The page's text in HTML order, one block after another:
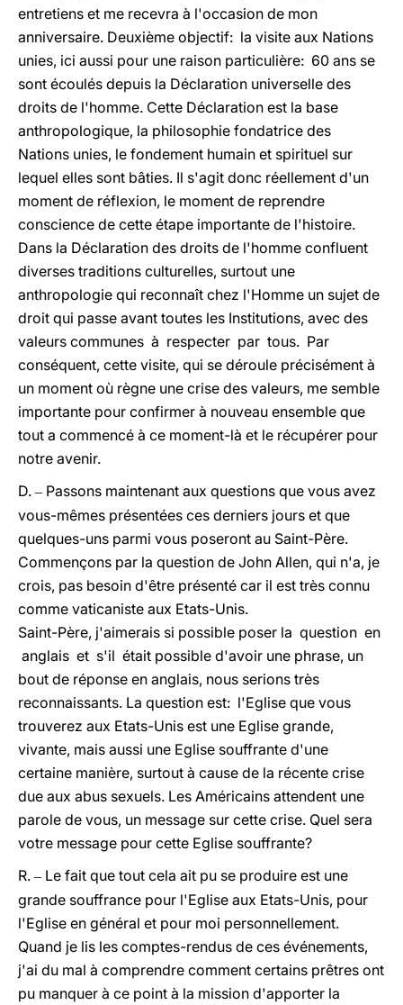
entretiens et me recevra à l'occasion de mon
anniversaire. Deuxième objectif: la visite aux Nations
unies, ici aussi pour une raison particulière: 60 ans se
sont écoulés depuis la Déclaration universelle des
droits de l'homme. Cette Déclaration est la base
anthropologique, la philosophie fondatrice des
Nations unies, le fondement humain et spirituel sur
lequel elles sont bâties. Il s'agit donc réellement d'un
moment de réflexion, le moment de reprendre
conscience de cette étape importante de l'histoire.
Dans la Déclaration des droits de l'homme confluent
diverses traditions culturelles, surtout une
anthropologie qui reconnaît chez l'Homme un sujet de
droit qui passe avant toutes les Institutions, avec des
valeurs communes à respecter par tous. Par
conséquent, cette visite, qui se déroule précisément à
un moment où règne une crise des valeurs, me semble
importante pour confirmer à nouveau ensemble que
tout a commencé à ce moment-là et le récupérer pour
notre avenir.
D. – Passons maintenant aux questions que vous avez
vous-mêmes présentées ces derniers jours et que
quelques-uns parmi vous poseront au Saint-Père.
Commençons par la question de John Allen, qui n'a, je
crois, pas besoin d'être présenté car il est très connu
comme vaticaniste aux Etats-Unis.
Saint-Père, j'aimerais si possible poser la question en
anglais et s'il était possible d'avoir une phrase, un
bout de réponse en anglais, nous serions très
reconnaissants. La question est: l'Eglise que vous
trouverez aux Etats-Unis est une Eglise grande,
vivante, mais aussi une Eglise souffrante d'une
certaine manière, surtout à cause de la récente crise
due aux abus sexuels. Les Américains attendent une
parole de vous, un message sur cette crise. Quel sera
votre message pour cette Eglise souffrante?
R. – Le fait que tout cela ait pu se produire est une
grande souffrance pour l'Eglise aux Etats-Unis, pour
l'Eglise en général et pour moi personnellement.
Quand je lis les comptes-rendus de ces événements,
j'ai du mal à comprendre comment certains prêtres ont
pu manquer à ce point à la mission d'apporter la